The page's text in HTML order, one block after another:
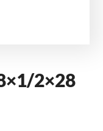
2×28